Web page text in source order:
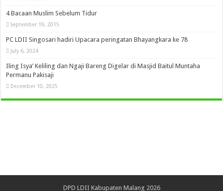
4 Bacaan Muslim Sebelum Tidur
September 19, 2015
PC LDII Singosari hadiri Upacara peringatan Bhayangkara ke 78
July 6, 2024
Iling Isya’ Keliling dan Ngaji Bareng Digelar di Masjid Baitul Muntaha
Permanu Pakisaji
December 10, 2025
DPD LDII Kabupaten Malang 2026